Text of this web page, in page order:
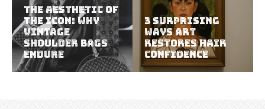
The Aesthetic of
the Icon: Why
Vintage
Shoulder Bags
Endure
3 Surprising
Ways Art
Restores Hair
Confidence